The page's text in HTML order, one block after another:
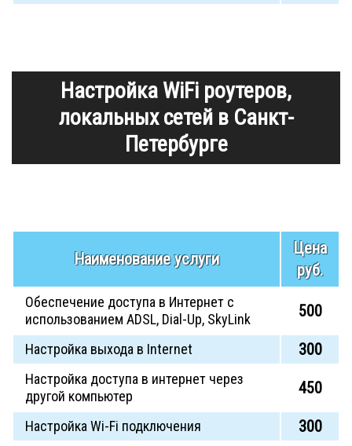
Настройка WiFi роутеров,
локальных сетей в Санкт-
Петербурге
Наименование услуги
Цена
руб.
Обеспечение доступа в Интернет с
использованием ADSL, Dial-Up, SkyLink
500
Настройка выхода в Internet 300
Настройка доступа в интернет через
другой компьютер
450
Настройка Wi-Fi подключения 300